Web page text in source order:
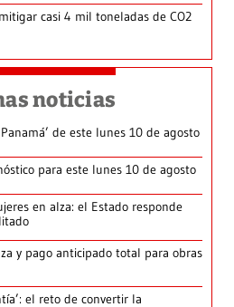
casi 4 mil toneladas de CO2
noticias
de este lunes 10 de agosto
para este lunes 10 de agosto
en alza: el Estado responde
y pago anticipado total para obras
el reto de convertir la